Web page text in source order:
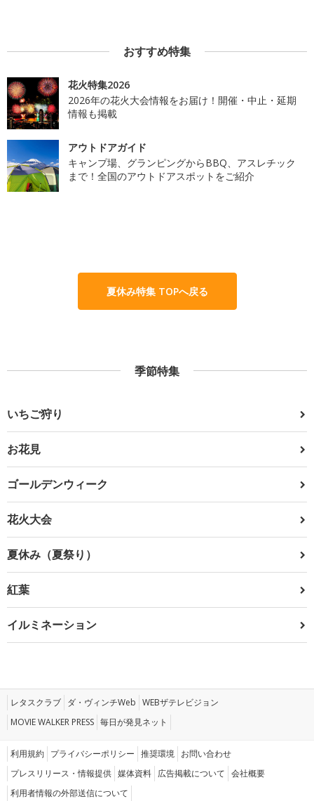
おすすめ特集
花火特集2026
2026年の花火大会情報をお届け！開催・中止・延期
情報も掲載
アウトドアガイド
キャンプ場、グランピングからBBQ、アスレチック
まで！全国のアウトドアスポットをご紹介
夏休み特集 TOPへ戻る
季節特集
いちご狩り
お花見
ゴールデンウィーク
花火大会
夏休み（夏祭り）
紅葉
イルミネーション
レタスクラブ ダ・ヴィンチWeb WEBザテレビジョン
MOVIE WALKER PRESS 毎日が発見ネット
利用規約 プライバシーポリシー 推奨環境 お問い合わせ
プレスリリース・情報提供 媒体資料 広告掲載について 会社概要
利用者情報の外部送信について